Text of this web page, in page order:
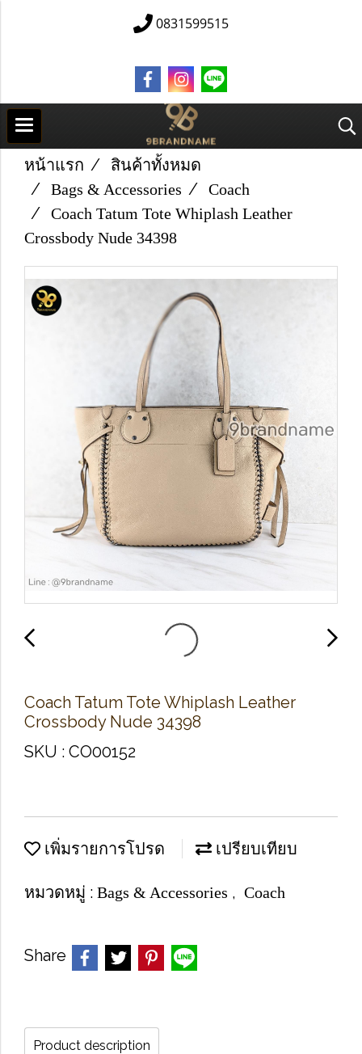
0831599515
หน้าแรก
สินค้าทั้งหมด
Bags & Accessories
Coach
Coach Tatum Tote Whiplash Leather
Crossbody Nude 34398
Coach Tatum Tote Whiplash Leather
Crossbody Nude 34398
SKU : CO00152
เพิ่มรายการโปรด เปรียบเทียบ
หมวดหมู่ : Bags & Accessories , Coach
Share
Product description